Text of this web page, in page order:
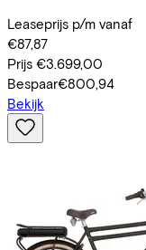
Leaseprijs p/m vanaf
€87,87
Prijs €3.699,00
Bespaar€800,94
Bekijk